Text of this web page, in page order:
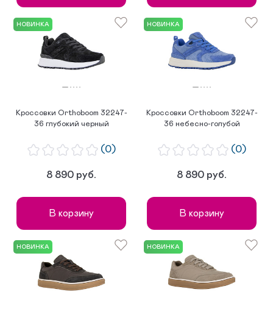
НОВИНКА
Кроссовки Orthoboom 32247-
36 глубокий черный
(0)
8 890 руб.
В корзину
НОВИНКА
Кроссовки Orthoboom 32247-
36 небесно-голубой
(0)
8 890 руб.
В корзину
НОВИНКА НОВИНКА